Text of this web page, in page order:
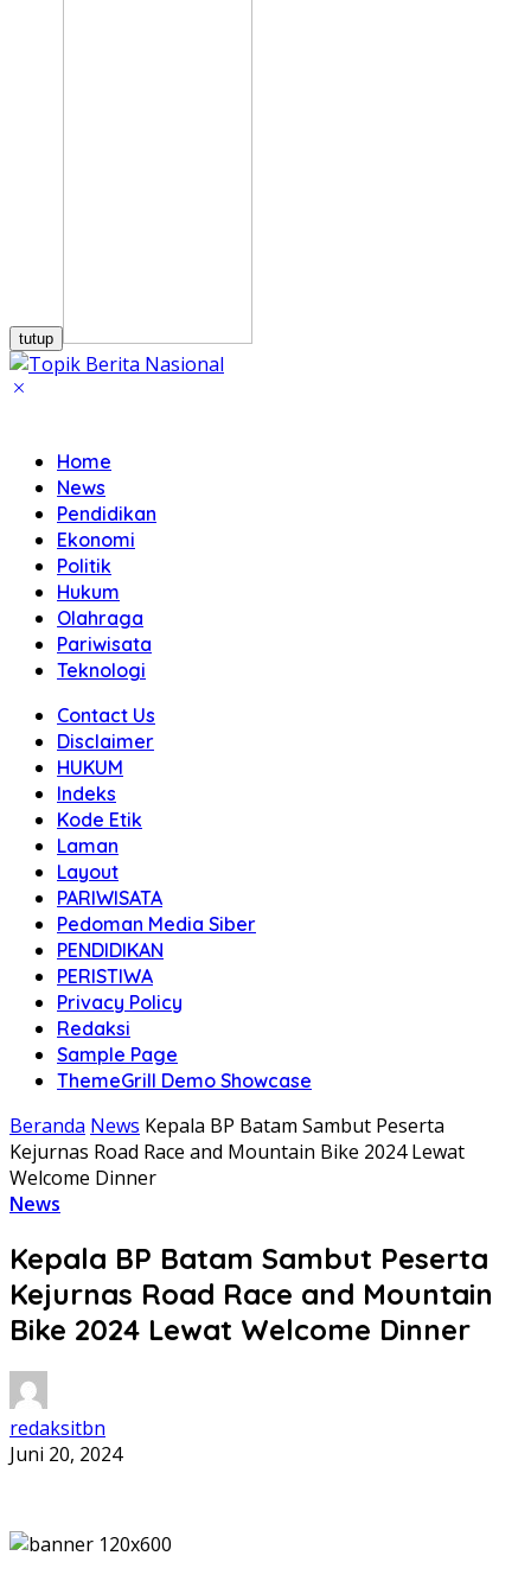
tutup
Home
News
Pendidikan
Ekonomi
Politik
Hukum
Olahraga
Pariwisata
Teknologi
Contact Us
Disclaimer
HUKUM
Indeks
Kode Etik
Laman
Layout
PARIWISATA
Pedoman Media Siber
PENDIDIKAN
PERISTIWA
Privacy Policy
Redaksi
Sample Page
ThemeGrill Demo Showcase
Beranda News Kepala BP Batam Sambut Peserta
Kejurnas Road Race and Mountain Bike 2024 Lewat
Welcome Dinner
News
Kepala BP Batam Sambut Peserta
Kejurnas Road Race and Mountain
Bike 2024 Lewat Welcome Dinner
redaksitbn
Juni 20, 2024